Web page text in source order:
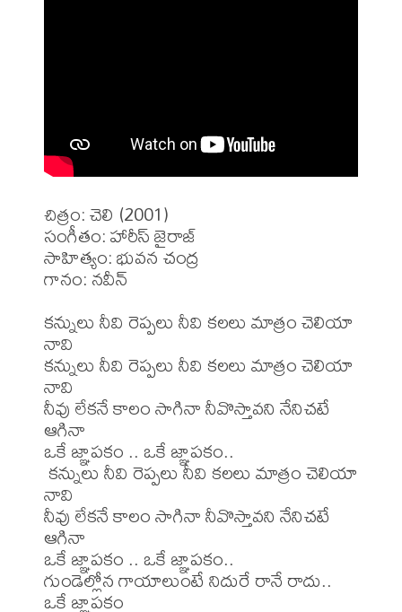
చిత్రం: చెలి (2001)
సంగీతం: హారీస్ జైరాజ్
సాహిత్యం: భువన చంద్ర
గానం: నవీన్
కన్నులు నీవి రెప్పలు నీవి కలలు మాత్రం చెలియా
నావి
కన్నులు నీవి రెప్పలు నీవి కలలు మాత్రం చెలియా
నావి
నీవు లేకనే కాలం సాగినా నీవొస్తావని నేనిచటే
ఆగినా
ఒకే జ్ఞాపకం .. ఒకే జ్ఞాపకం..
నావి
నీవు లేకనే కాలం సాగినా నీవొస్తావని నేనిచటే
ఆగినా
ఒకే జ్ఞాపకం .. ఒకే జ్ఞాపకం..
గుండెల్లోన గాయాలుంటే నిదురే రానే రాదు..
ఒకే జ్ఞాపకం